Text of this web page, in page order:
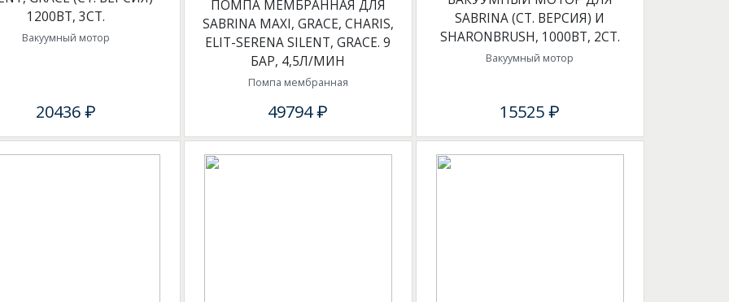
1200ВТ, 3СТ.
Вакуумный мотор
20436 ₽
ПОМПА МЕМБРАННАЯ ДЛЯ
SABRINA MAXI, GRACE, CHARIS,
ELIT-SERENA SILENT, GRACE. 9
БАР, 4,5Л/МИН
Помпа мембранная
49794 ₽
SABRINA (СТ. ВЕРСИЯ) И
SHARONBRUSH, 1000ВТ, 2СТ.
Вакуумный мотор
15525 ₽